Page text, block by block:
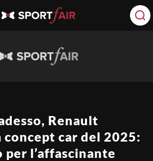
Renault
concept car del 2025:
per l’affascinante